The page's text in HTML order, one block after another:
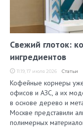
Свежий глоток:
ингредиентов
11:19, 17 июля 2026 Статьи
Кофейные корнеры уже
офисов и АЗС, а их
в основе дерево и
Москве представили
полимерных